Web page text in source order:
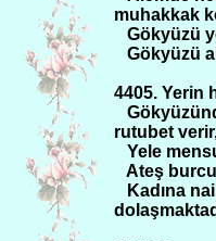
muhakkak
Gökyüzü
Gökyüzü
4405. Yerin
rutubet
Yele
Ateş
Kadına